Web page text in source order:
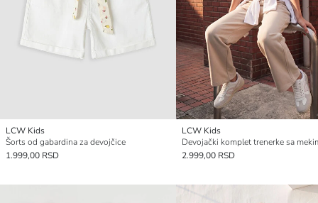
LCW Kids
Šorts od gabardina za devojčice
1.999,00 RSD
LCW Kids
2.999,00 RSD